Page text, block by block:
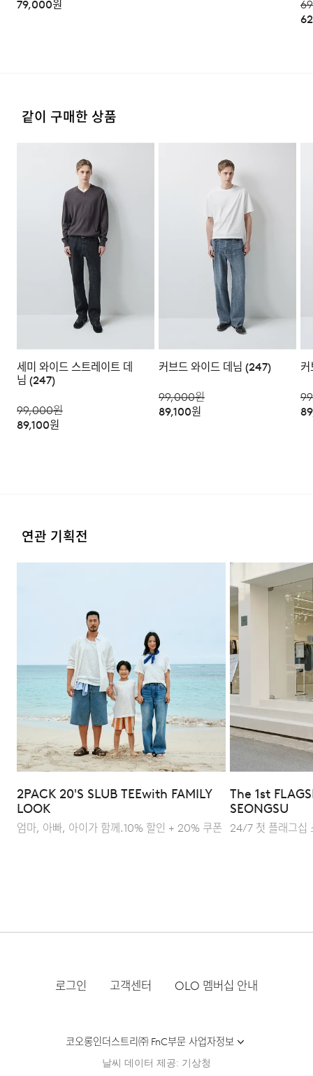
모델 착용 사이즈 : 183cm / M size
실생활을 고려한 편안한 원단 선택
Q : 착용감이 불편하지 않나요?
A : 부드러운 터치감의 데님 소재에 신축성을 가미하여 일상
속 활동성을 높였습니다. 데님 특유의 스타일은
유지하면서도 신체에 가해지는 압박감을 줄여 장시간
착용에도 편안합니다.
Q : 어떤 식으로 스타일링하는 것이 좋을까요?
A : 가장 범용적인 세미 와이드 핏으로 티셔츠와 점퍼를
활용한 캐주얼 룩은 물론, 셔츠나 자켓과 매치한 클래식한
다.
4. 교환/반품이 불가능한 경우
다음과 같이 상품이 사용/훼손된 경우에는 교환 및 반품이
되지 않습니다.
·고객님의 귀책 사유로 상품이 훼손된 경우. (단, 상품의 내
용 확인을 위해 포장 등을 훼손한 경우는 제외)
·포장을 개봉하였거나 포장이 훼손되어 상품가치가 현저히
상실된 경우.
·상품의 TAG, 스티커, 케이스 등을 훼손 및 분실한 경우.
·시간의 경과에 의하여 재판매가 곤란할 정도로 상품 등의
가치가 현저히 감소된 경우.
79,000원
같이 구매한 상품
세미 와이드 스트레이트 데
님 (247)
99,000원
89,100원
커브드 와이드 데님 (247)
99,000원
89,100원
연관 기획전
2PACK 20'S SLUB TEEwith FAMILY
LOOK
엄마, 아빠, 아이가 함께.10% 할인 + 20% 쿠폰
The 1st
SEONGSU
24/7 첫 플래그십
로그인 고객센터 OLO 멤버십 안내
코오롱인더스트리㈜ FnC부문 사업자정보
날씨 데이터 제공: 기상청